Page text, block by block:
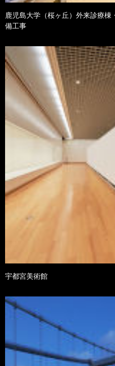
鹿児島大学（桜ヶ丘）外来診療
備工事
宇都宮美術館